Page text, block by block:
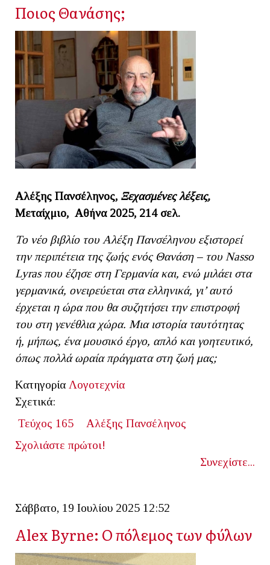
Ποιος Θανάσης;
Αλέξης Πανσέληνος, Ξεχασμένες λέξεις,
Μεταίχμιο, Αθήνα 2025, 214 σελ.
Το νέο βιβλίο του Αλέξη Πανσέληνου εξιστορεί
την περιπέτεια της ζωής ενός Θανάση – του Nasso
Lyras που έζησε στη Γερμανία και, ενώ μιλάει στα
γερμανικά, ονειρεύεται στα ελληνικά, γι’ αυτό
έρχεται η ώρα που θα συζητήσει την επιστροφή
του στη γενέθλια χώρα. Μια ιστορία ταυτότητας
ή, μήπως, ένα μουσικό έργο, απλό και γοητευτικό,
όπως πολλά ωραία πράγματα στη ζωή μας;
Κατηγορία Λογοτεχνία
Σχετικά:
Τεύχος 165
Αλέξης Πανσέληνος
Σχολιάστε πρώτοι!
Συνεχίστε...
Σάββατο, 19 Ιουλίου 2025 12:52
Alex Byrne: Ο πόλεμος των φύλων